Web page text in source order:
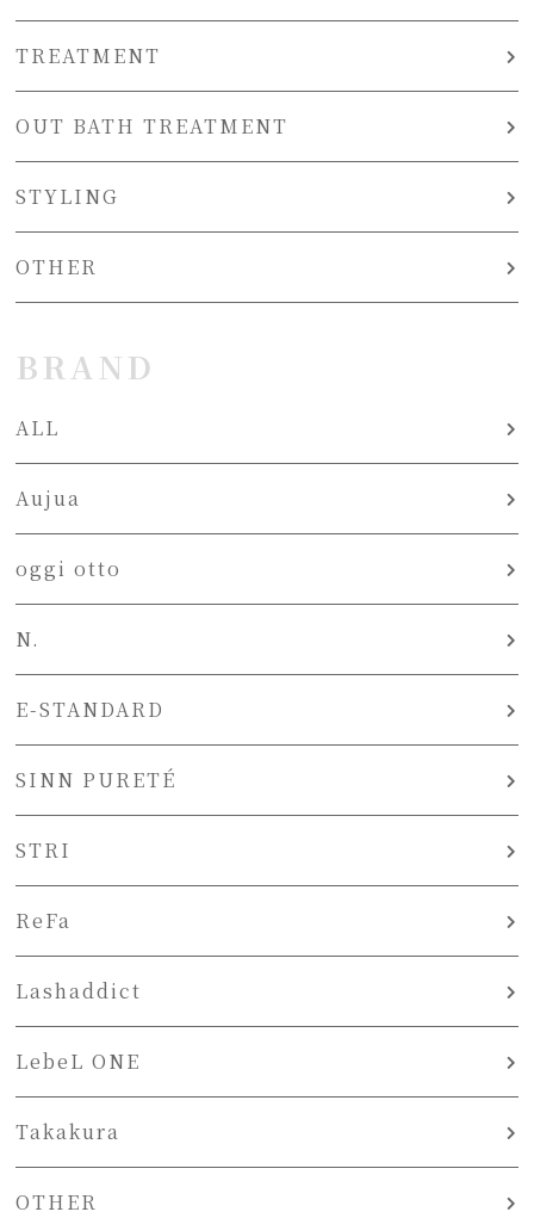
TREATMENT
OUT BATH TREATMENT
STYLING
OTHER
BRAND
ALL
Aujua
oggi otto
N.
E-STANDARD
SINN PURETÉ
STRI
ReFa
Lashaddict
LebeL ONE
Takakura
OTHER